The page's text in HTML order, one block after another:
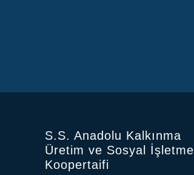
S.S. Anadolu Kalkınma
Üretim ve Sosyal İşletme
Koopertaifi